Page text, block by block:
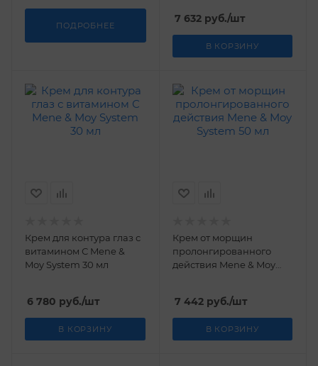
60 мл
ПОДРОБНЕЕ
7 632руб./шт
В КОРЗИНУ
Крем для контура глаз с
витамином С Mene &
Moy System 30 мл
6 780 руб./шт
В КОРЗИНУ
Крем от морщин
пролонгированного
действия Mene & Moy
7 442руб./шт
В КОРЗИНУ